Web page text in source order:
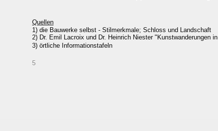
Quellen
1) die Bauwerke selbst - Stilmerkmale; Schloss und Landschaft
2) Dr. Emil Lacroix und Dr. Heinrich Niester "Kunstwanderungen
3) örtliche Informationstafeln
5